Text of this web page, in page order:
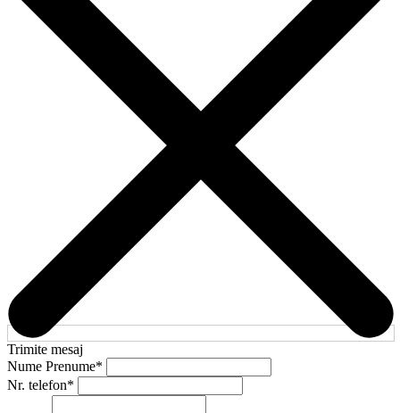
Trimite mesaj
Nume Prenume*
Nr. telefon*